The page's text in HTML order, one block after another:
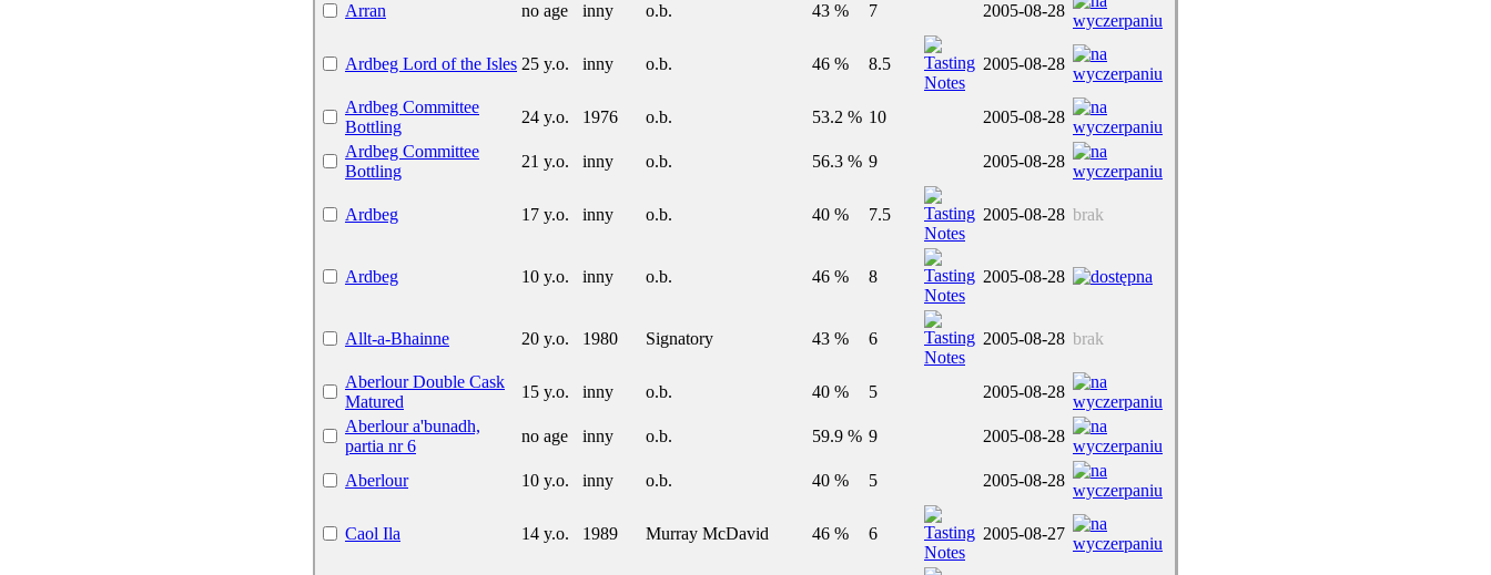
Arran no age inny o.b. 43 % 7 2005-08-28
Ardbeg Lord of the Isles 25 y.o. inny o.b. 46 % 8.5 2005-08-28
Ardbeg Committee
Bottling
24 y.o. 1976 o.b. 53.2 % 10
2005-08-28
Ardbeg Committee
Bottling
21 y.o. inny o.b. 56.3 % 9 2005-08-28
Ardbeg 17 y.o. inny o.b. 40 % 7.5 2005-08-28 brak
Ardbeg 10 y.o. inny o.b. 46 % 8 2005-08-28
Allt-a-Bhainne 20 y.o. 1980 Signatory 43 % 6 2005-08-28 brak
Aberlour Double Cask
Matured
15 y.o. inny o.b. 40 % 5
2005-08-28
Aberlour a'bunadh,
partia nr 6
no age inny o.b. 59.9 % 9 2005-08-28
Aberlour 10 y.o. inny o.b. 40 % 5 2005-08-28
Caol Ila 14 y.o. 1989 Murray McDavid 46 % 6 2005-08-27